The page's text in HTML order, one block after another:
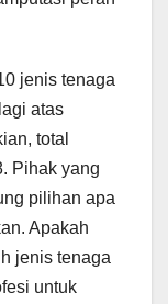
jenis tenaga
atas
total
Pihak yang
pilihan apa
Apakah
jenis tenaga
untuk